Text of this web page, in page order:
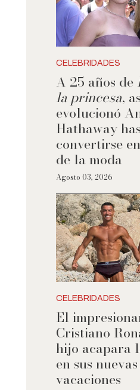
CELEBRIDADES
A 25 años de
la princesa,
evolucionó
Hathaway
convertirse
de la moda
Agosto 03, 2026
CELEBRIDADES
El
Cristiano
hijo acapara
en sus
vacaciones